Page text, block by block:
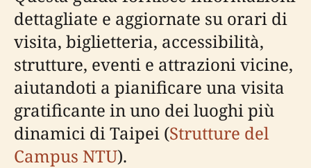
dettagliate e aggiornate su orari di
visita, biglietteria, accessibilità,
strutture, eventi e attrazioni vicine,
aiutandoti a pianificare una visita
gratificante in uno dei luoghi più
dinamici di Taipei (Strutture del
Campus NTU).